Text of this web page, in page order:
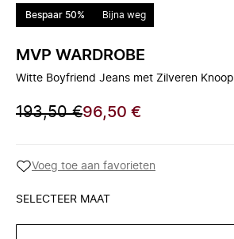
Bespaar 50% Bijna weg
MVP WARDROBE
Witte Boyfriend Jeans met Zilveren Knoop
193,50 €96,50 €
Voeg toe aan favorieten
SELECTEER MAAT